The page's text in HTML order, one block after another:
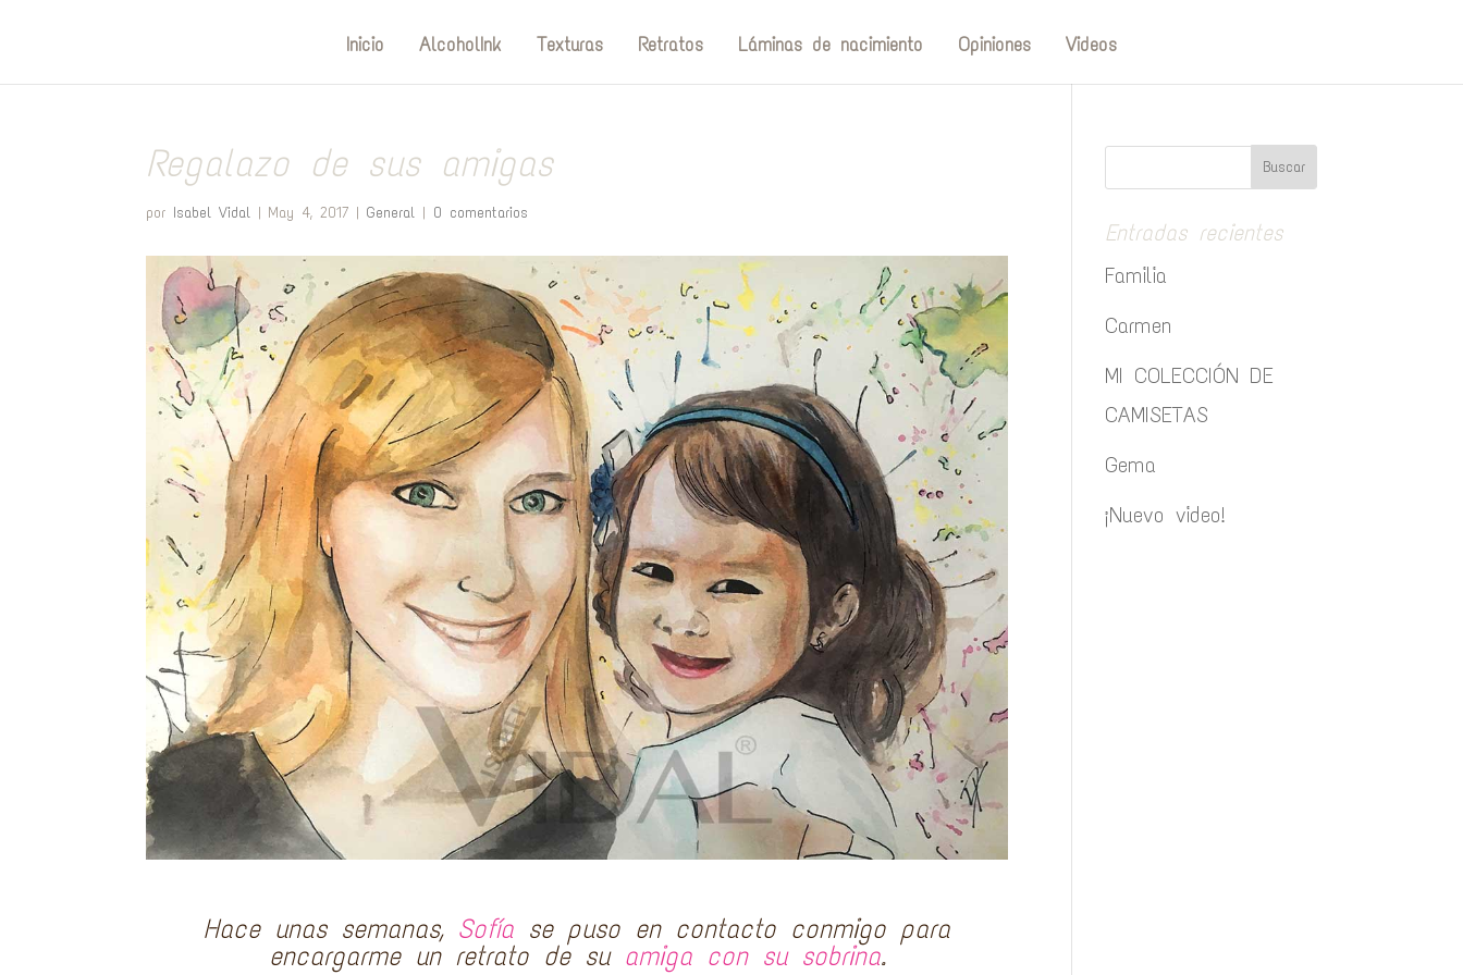
Inicio AlcoholInk Texturas Retratos Láminas de nacimiento Opiniones Videos
Regalazo de sus amigas
por Isabel Vidal |May 4, 2017 |General | 0 comentarios
Hace unas semanas, Sofía se puso en contacto conmigo para
encargarme un retrato de suamiga con su sobrina.
Entradas recientes
Familia
Carmen
MI COLECCIÓN DE
CAMISETAS
Gema
¡Nuevo video!